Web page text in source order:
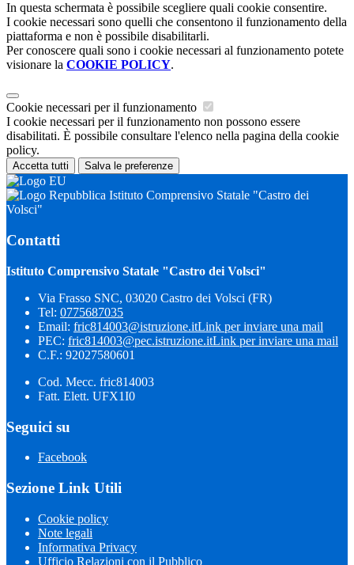
In questa schermata è possibile scegliere quali cookie consentire.
I cookie necessari sono quelli che consentono il funzionamento della
piattaforma e non è possibile disabilitarli.
Per conoscere quali sono i cookie necessari al funzionamento potete
visionare la COOKIE POLICY.
Cookie necessari per il funzionamento
I cookie necessari per il funzionamento non possono essere
disabilitati. È possibile consultare l'elenco nella pagina della cookie
policy.
Accetta tutti Salva le preferenze
Istituto Comprensivo Statale "Castro dei
Volsci"
Contatti
Istituto Comprensivo Statale "Castro dei Volsci"
Via Frasso SNC, 03020 Castro dei Volsci (FR)
Tel: 0775687035
Email: fric814003@istruzione.itLink per inviare una mail
PEC: fric814003@pec.istruzione.itLink per inviare una mail
C.F.: 92027580601
Cod. Mecc. fric814003
Fatt. Elett. UFX1I0
Seguici su
Facebook
Sezione Link Utili
Cookie policy
Note legali
Informativa Privacy
Ufficio Relazioni con il Pubblico